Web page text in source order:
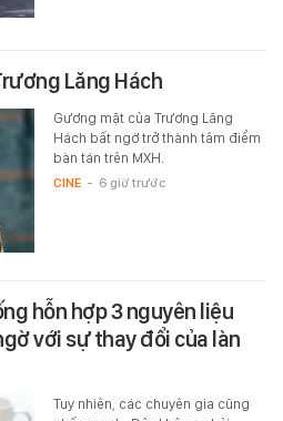
Lăng Hách
Gương mặt của Trương Lăng
Hách bất ngờ trở thành tâm điểm
bàn tán trên MXH.
CINE - 6 giờ trước
hỗn hợp 3 nguyên liệu
với sự thay đổi của làn
Tuy nhiên, các chuyên gia cũng